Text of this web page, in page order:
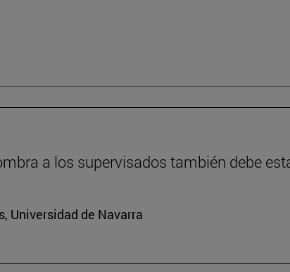
a los supervisados también debe
Universidad de Navarra